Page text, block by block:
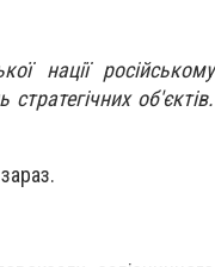
нації російському
об'єктів.